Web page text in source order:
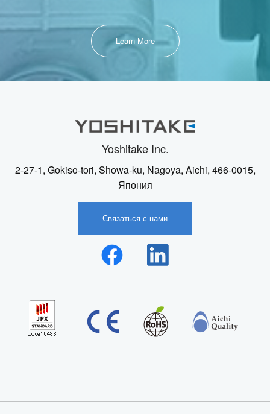
Learn More
Yoshitake Inc.
2-27-1, Gokiso-tori, Showa-ku, Nagoya, Aichi, 466-0015,
Япония
Связаться с нами